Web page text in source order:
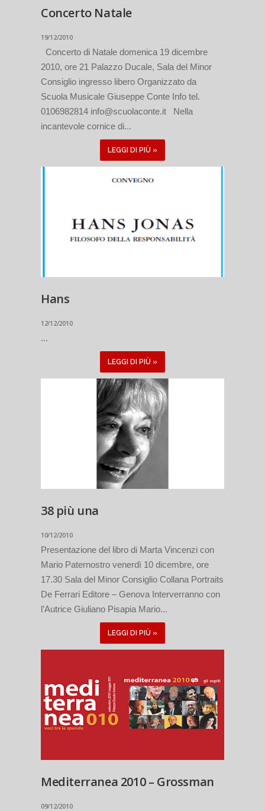
Concerto Natale
19/12/2010
Concerto di Natale domenica 19 dicembre
2010, ore 21 Palazzo Ducale, Sala del Minor
Consiglio ingresso libero Organizzato da
Scuola Musicale Giuseppe Conte Info tel.
0106982814 info@scuolaconte.it Nella
incantevole cornice di...
LEGGI DI PIÙ »
Hans
12/12/2010
...
LEGGI DI PIÙ »
38 più una
10/12/2010
Presentazione del libro di Marta Vincenzi con
Mario Paternostro venerdì 10 dicembre, ore
17.30 Sala del Minor Consiglio Collana Portraits
De Ferrari Editore – Genova Interverranno con
l’Autrice Giuliano Pisapia Mario...
LEGGI DI PIÙ »
Mediterranea 2010 – Grossman
09/12/2010